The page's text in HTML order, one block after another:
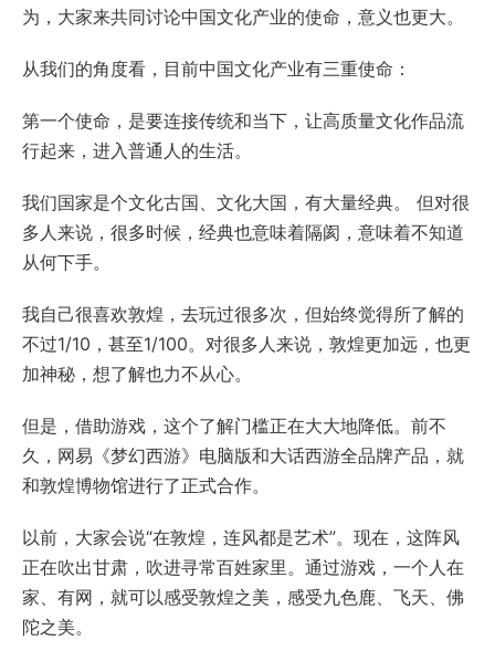
为，大家来共同讨论中国文化产业的使命，意义也更大。
从我们的角度看，目前中国文化产业有三重使命：
第一个使命，是要连接传统和当下，让高质量文化作品流
行起来，进入普通人的生活。
我们国家是个文化古国、文化大国，有大量经典。 但对很
多人来说，很多时候，经典也意味着隔阂，意味着不知道
从何下手。
我自己很喜欢敦煌，去玩过很多次，但始终觉得所了解的
不过1/10，甚至1/100。对很多人来说，敦煌更加远，也更
加神秘，想了解也力不从心。
但是，借助游戏，这个了解门槛正在大大地降低。前不
久，网易《梦幻西游》电脑版和大话西游全品牌产品，就
和敦煌博物馆进行了正式合作。
以前，大家会说“在敦煌，连风都是艺术”。现在，这阵风
正在吹出甘肃，吹进寻常百姓家里。通过游戏，一个人在
家、有网，就可以感受敦煌之美，感受九色鹿、飞天、佛
陀之美。